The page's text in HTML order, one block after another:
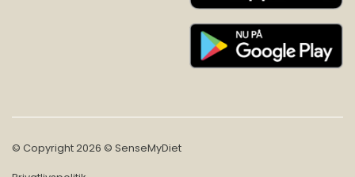
© Copyright 2026 © SenseMyDiet